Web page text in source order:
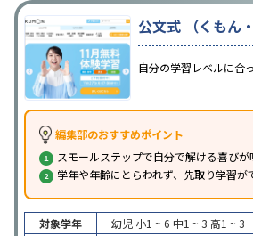
公文式 （くもん
自分の学習レベルに合
編集部のおすすめポイント
スモールステップで自分で解ける喜びが
学年や年齢にとらわれず、先取り学習が
対象学年 幼児 小1 ~ 6 中1 ~ 3 高1 ~ 3